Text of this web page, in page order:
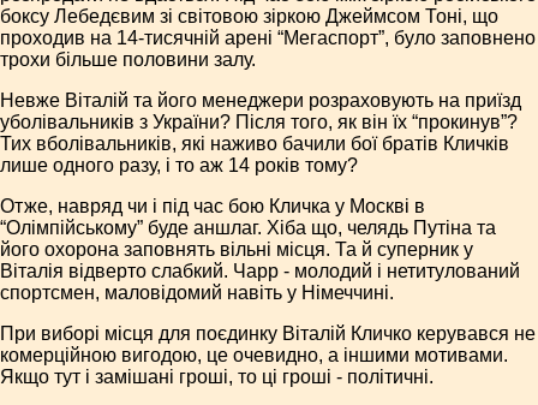
боксу Лебедєвим зі світовою зіркою Джеймсом Тоні, що
проходив на 14-тисячній арені “Мегаспорт”, було заповнено
трохи більше половини залу.
Невже Віталій та його менеджери розраховують на приїзд
уболівальників з України? Після того, як він їх “прокинув”?
Тих вболівальників, які наживо бачили бої братів Кличків
лише одного разу, і то аж 14 років тому?
Отже, навряд чи і під час бою Кличка у Москві в
“Олімпійському” буде аншлаг. Хіба що, челядь Путіна та
його охорона заповнять вільні місця. Та й суперник у
Віталія відверто слабкий. Чарр - молодий і нетитулований
спортсмен, маловідомий навіть у Німеччині.
При виборі місця для поєдинку Віталій Кличко керувався не
комерційною вигодою, це очевидно, а іншими мотивами.
Якщо тут і замішані гроші, то ці гроші - політичні.